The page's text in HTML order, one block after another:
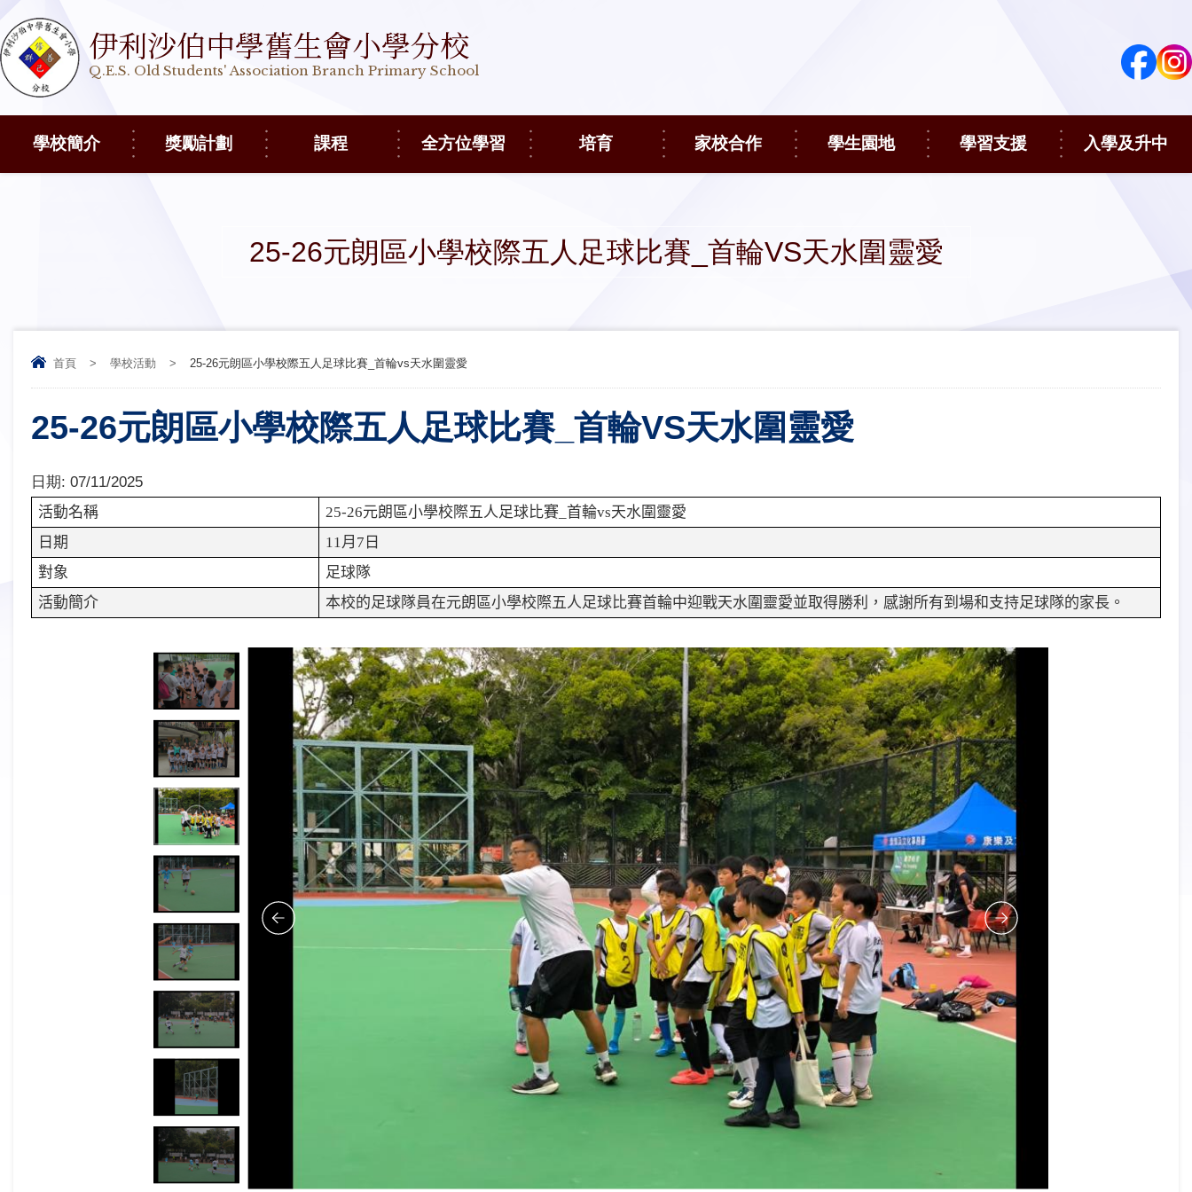
伊利沙伯中學舊生會小學分校
Q.E.S. Old Students' Association Branch Primary School
學校簡介 獎勵計劃 課程 全方位學習 培育 家校合作 學生園地 學習支援 入學及升中
25-26元朗區小學校際五人足球比賽_首輪VS天水圍靈愛
首頁 > 學校活動 > 25-26元朗區小學校際五人足球比賽_首輪vs天水圍靈愛
25-26元朗區小學校際五人足球比賽_首輪VS天水圍靈愛
日期: 07/11/2025
活動名稱
25-26元朗區小學校際五人足球比賽 首輪vs天水圍靈愛
日期
11月 7 日
對象
足球隊
活動簡介
本校的足球隊員在元朗區小學校際五人足球比賽首輪中迎戰天水圍靈愛並取得勝利，感謝所有到場和支持足球隊的家長。